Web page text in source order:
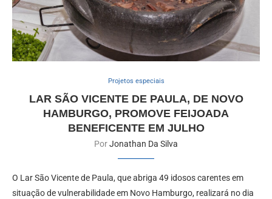
Projetos especiais
LAR SÃO VICENTE DE PAULA, DE NOVO
HAMBURGO, PROMOVE FEIJOADA
BENEFICENTE EM JULHO
PorJonathan Da Silva
O Lar São Vicente de Paula, que abriga 49 idosos carentes em
situação de vulnerabilidade em Novo Hamburgo, realizará no dia